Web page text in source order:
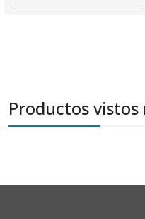
Productos